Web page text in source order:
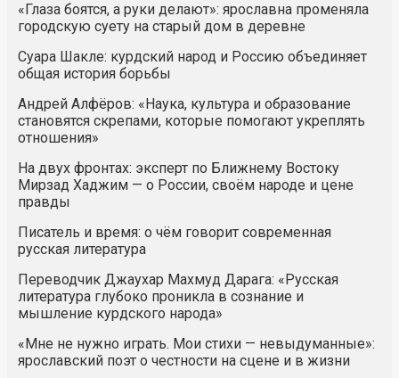
«Глаза боятся, а руки делают»: ярославна променяла
городскую суету на старый дом в деревне
Суара Шакле: курдский народ и Россию объединяет
общая история борьбы
Андрей Алфёров: «Наука, культура и образование
становятся скрепами, которые помогают укреплять
отношения»
На двух фронтах: эксперт по Ближнему Востоку
Мирзад Хаджим — о России, своём народе и цене
правды
Писатель и время: о чём говорит современная
русская литература
Переводчик Джаухар Махмуд Дарага: «Русская
литература глубоко проникла в сознание и
мышление курдского народа»
«Мне не нужно играть. Мои стихи — невыдуманные»:
ярославский поэт о честности на сцене и в жизни